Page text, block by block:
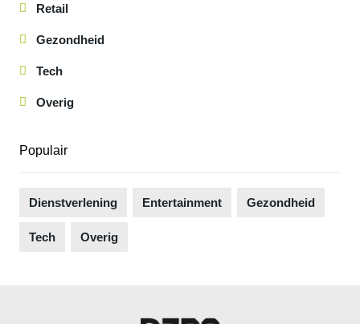
Retail
Gezondheid
Tech
Overig
Populair
Dienstverlening Entertainment Gezondheid
Tech Overig